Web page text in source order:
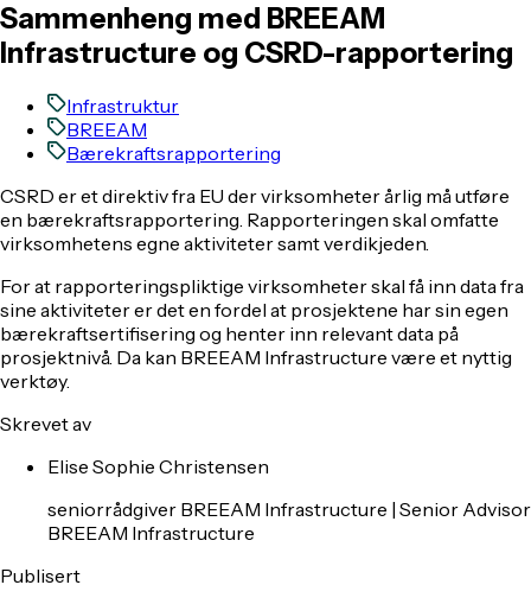
Sammenheng med BREEAM
Infrastructure og CSRD-rapportering
Infrastruktur
BREEAM
Bærekraftsrapportering
CSRD er et direktiv fra EU der virksomheter årlig må utføre
en bærekraftsrapportering. Rapporteringen skal omfatte
virksomhetens egne aktiviteter samt verdikjeden.
For at rapporteringspliktige virksomheter skal få inn data fra
sine aktiviteter er det en fordel at prosjektene har sin egen
bærekraftsertifisering og henter inn relevant data på
prosjektnivå. Da kan BREEAM Infrastructure være et nyttig
verktøy.
Skrevet av
Elise Sophie Christensen
seniorrådgiver BREEAM Infrastructure | Senior Advisor
BREEAM Infrastructure
Publisert